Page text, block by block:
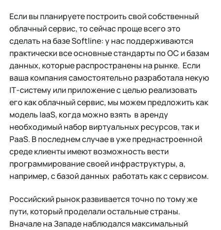
Если вы планируете построить свой собственный
облачный сервис, то сейчас проще всего это
сделать на базе Softline: у нас поддерживаются
практически все основные стандарты по ОС и базам
данных, которые распространены на рынке. Если
ваша компания самостоятельно разработала некую
IТ-систему или приложение с целью реализовать
его как облачный сервис, мы можем предложить как
модель IaaS, когда можно взять в аренду
необходимый набор виртуальных ресурсов, так и
PaaS. В последнем случае в уже преднастроенной
среде клиенты имеют возможность вести
программирование своей инфраструктуры, а,
например, с базой данных работать как с сервисом.
Российский рынок развивается точно по тому же
пути, который проделали остальные страны.
Вначале на Западе наблюдался максимальный